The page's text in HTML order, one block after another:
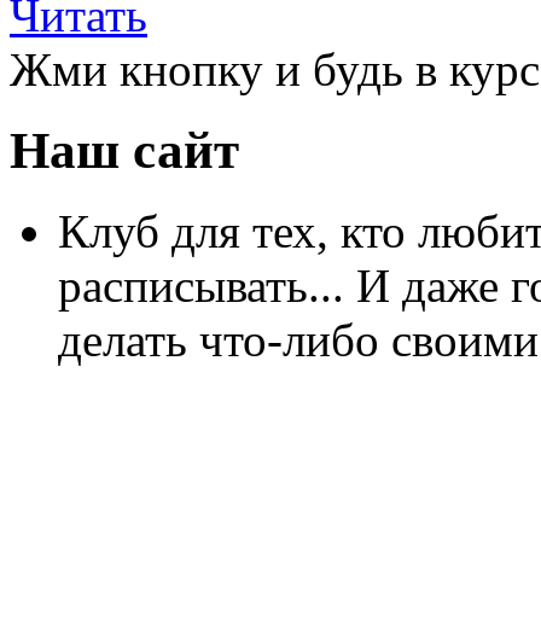
Читать
Жми кнопку и будь в
Наш сайт
Клуб для тех, кто
расписывать... И даже
делать что-либо